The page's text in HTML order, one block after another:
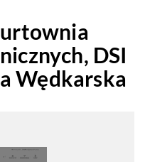
DSI
Wędkarska